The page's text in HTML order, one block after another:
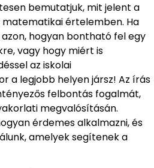
bemutatjuk, mit jelent a
értelemben. Ha
hogyan bontható fel egy
vagy hogy miért is
az iskolai
a legjobb helyen jársz! Az írás
felbontás fogalmát,
megvalósításán.
érdemes alkalmazni, és
amelyek segítenek a